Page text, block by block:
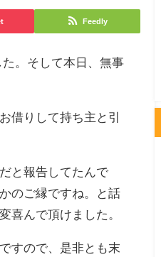
Feedly
。そして本日、無事
借りして持ち主と引
と報告してたんで
のご縁ですね。と話
喜んで頂けました。
すので、是非とも末